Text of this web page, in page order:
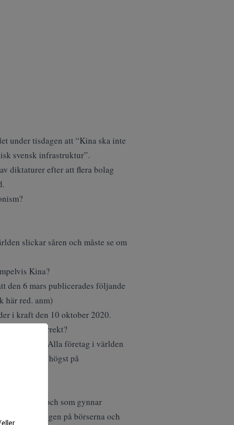
under tisdagen att “Kina ska inte
svensk infrastruktur”.
diktaturer efter att flera bolag
slickar såren och måste se om
Kina?
den 6 mars publicerades följande
härred. anm)
i kraft den 10 oktober 2020.
bolag”, korrekt?
tidigare. Alla företag i världen
stå högst på
och som gynnar
utvecklingen på börserna och